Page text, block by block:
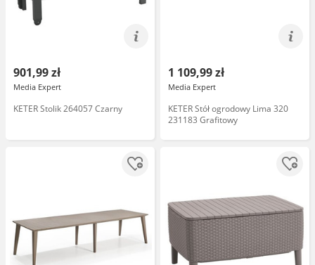
901,99 zł
Media Expert
KETER Stolik 264057 Czarny
1 109,99 zł
Media Expert
KETER Stół ogrodowy Lima 320
231183 Grafitowy